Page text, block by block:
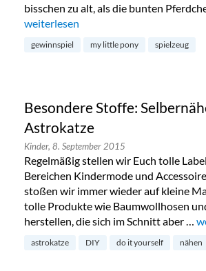
bisschen zu alt, als die bunten
„Gewinne mit Hasbro 5 Riesen-
weiterlesen
gewinnspiel my little pony spielzeug
Besondere Stoffe:
Astrokatze
Kinder, 8. September 2015
Regelmäßig stellen wir Euch tolle
Bereichen Kindermode und
stoßen wir immer wieder auf kleine
tolle Produkte wie Baumwollhosen
herstellen, die sich im Schnitt aber …
astrokatze DIY do it yourself nähen